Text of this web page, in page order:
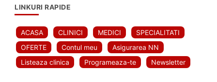
LINKURI RAPIDE
ACASA CLINICI MEDICI
SPECIALITATI
OFERTE
Contul meu
Asigurarea NN
Listeaza clinica
Programeaza-te Newsletter